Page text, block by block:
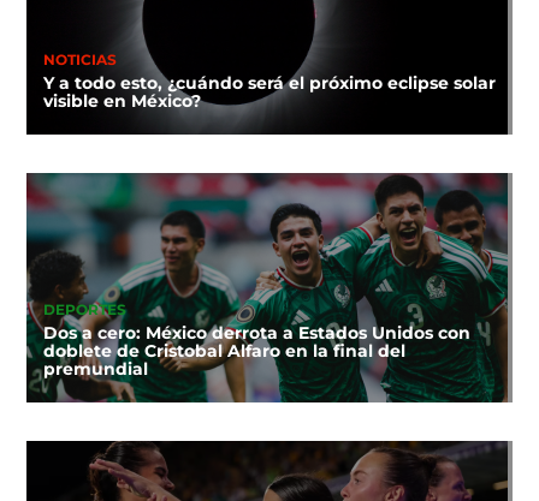
NOTICIAS
Y a todo esto, ¿cuándo será el próximo eclipse solar
visible en México?
DEPORTES
Dos a cero: México derrota a Estados Unidos con
doblete de Cristobal Alfaro en la final del
premundial